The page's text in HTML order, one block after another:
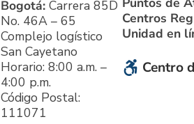
Bogotá: Carrera 85D
No. 46A – 65
Complejo logístico
San Cayetano
Horario: 8:00 a.m. –
4:00 p.m.
Código Postal:
111071
Centros
Unidad en
Centro